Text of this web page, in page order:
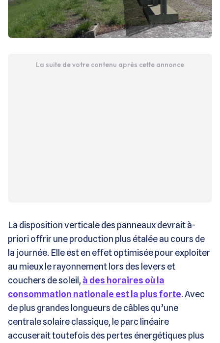
La suite de votre contenu après cette annonce
La disposition verticale des panneaux devrait à-
priori offrir une production plus étalée au cours de
la journée. Elle est en effet optimisée pour exploiter
au mieux le rayonnement lors des levers et
couchers de soleil, à des horaires où la
consommation nationale est la plus forte. Avec
de plus grandes longueurs de câbles qu’une
centrale solaire classique, le parc linéaire
accuserait toutefois des pertes énergétiques plus